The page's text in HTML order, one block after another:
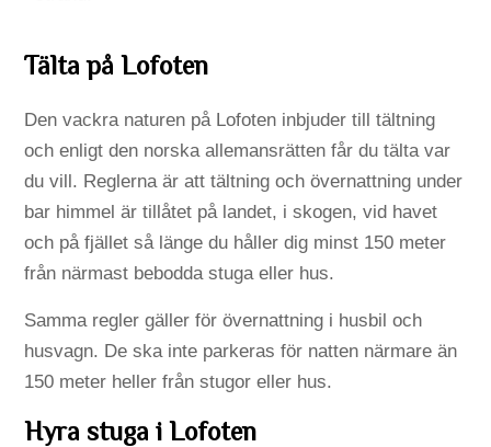
Tälta på Lofoten
Den vackra naturen på Lofoten inbjuder till tältning
och enligt den norska allemansrätten får du tälta var
du vill. Reglerna är att tältning och övernattning under
bar himmel är tillåtet på landet, i skogen, vid havet
och på fjället så länge du håller dig minst 150 meter
från närmast bebodda stuga eller hus.
Samma regler gäller för övernattning i husbil och
husvagn. De ska inte parkeras för natten närmare än
150 meter heller från stugor eller hus.
Hyra stuga i Lofoten